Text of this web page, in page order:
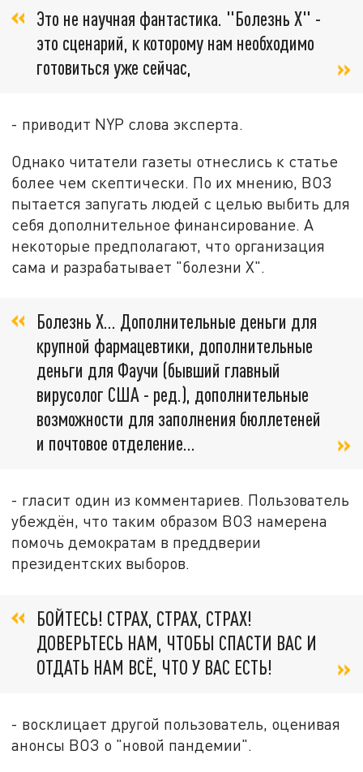
Это не научная фантастика. "Болезнь X" -
это сценарий, к которому нам необходимо
готовиться уже сейчас,
- приводит NYP слова эксперта.
Однако читатели газеты отнеслись к статье
более чем скептически. По их мнению, ВОЗ
пытается запугать людей с целью выбить для
себя дополнительное финансирование. А
некоторые предполагают, что организация
сама и разрабатывает "болезни Х".
Болезнь X... Дополнительные деньги для
крупной фармацевтики, дополнительные
деньги для Фаучи (бывший главный
вирусолог США - ред.), дополнительные
возможности для заполнения бюллетеней
и почтовое отделение...
- гласит один из комментариев. Пользователь
убеждён, что таким образом ВОЗ намерена
помочь демократам в преддверии
президентских выборов.
БОЙТЕСЬ! СТРАХ, СТРАХ, СТРАХ!
ДОВЕРЬТЕСЬ НАМ, ЧТОБЫ СПАСТИ ВАС И
ОТДАТЬ НАМ ВСЁ, ЧТО У ВАС ЕСТЬ!
- восклицает другой пользователь, оценивая
анонсы ВОЗ о "новой пандемии".